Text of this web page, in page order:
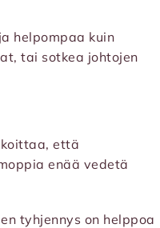
helpompaa kuin
tai sotkea johtojen
että
enää vedetä
tyhjennys on helppoa